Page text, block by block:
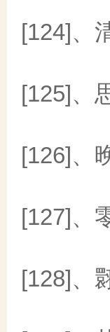
[124]、
[125]、
[126]、
[127]、
[128]、